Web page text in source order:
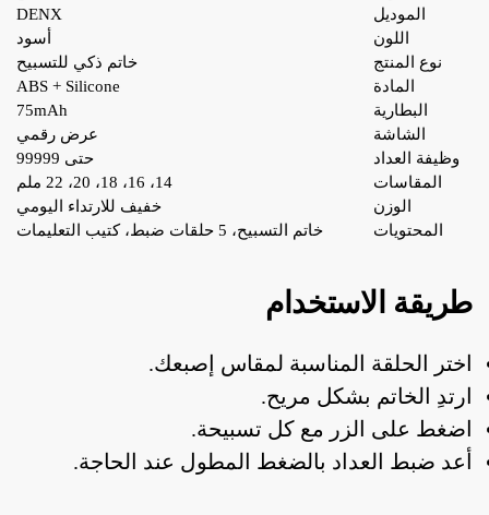
الموديل
DENX
اللون
أسود
نوع المنتج
خاتم ذكي للتسبيح
المادة
ABS + Silicone
البطارية
75mAh
الشاشة
عرض رقمي
وظيفة العداد
حتى 99999
المقاسات
14، 16، 18، 20، 22 ملم
الوزن
خفيف للارتداء اليومي
المحتويات
خاتم التسبيح، 5 حلقات ضبط، كتيب التعليمات
طريقة الاستخدام
اختر الحلقة المناسبة لمقاس إصبعك.
ارتدِ الخاتم بشكل مريح.
اضغط على الزر مع كل تسبيحة.
أعد ضبط العداد بالضغط المطول عند الحاجة.